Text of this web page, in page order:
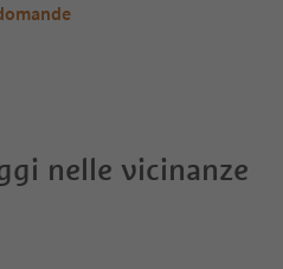
accetta animali domestici?
sono disponibili presso
Andermax ricevono l'Alto Adige
nelle vicinanze